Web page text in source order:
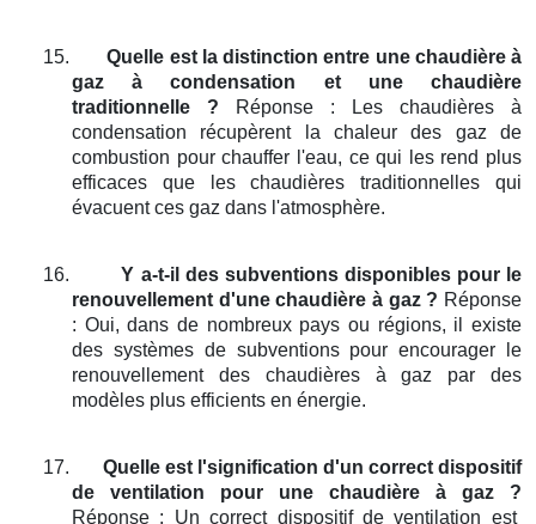
15.
Quelle est la distinction entre une chaudière à
gaz à condensation et une chaudière
traditionnelle ? Réponse : Les chaudières à
condensation récupèrent la chaleur des gaz de
combustion pour chauffer l'eau, ce qui les rend plus
efficaces que les chaudières traditionnelles qui
évacuent ces gaz dans l'atmosphère.
16.
Y a-t-il des subventions disponibles pour le
renouvellement d'une chaudière à gaz ? Réponse
: Oui, dans de nombreux pays ou régions, il existe
des systèmes de subventions pour encourager le
renouvellement des chaudières à gaz par des
modèles plus efficients en énergie.
17.
Quelle est l'signification d'un correct dispositif
de ventilation pour une chaudière à gaz ?
Réponse : Un correct dispositif de ventilation est